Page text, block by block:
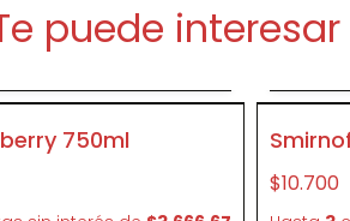
puede
750ml P083
$10.700